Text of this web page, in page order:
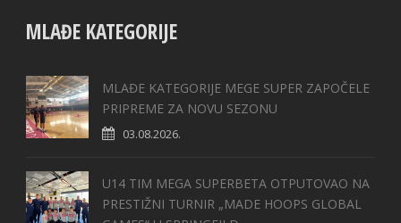
MLAĐE KATEGORIJE
MLAĐE KATEGORIJE MEGE SUPER ZAPOČELE
PRIPREME ZA NOVU SEZONU
03.08.2026.
U14 TIM MEGA SUPERBETA OTPUTOVAO NA
PRESTIŽNI TURNIR „MADE HOOPS GLOBAL